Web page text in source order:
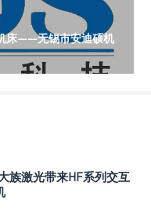
床——无锡市安迪硕机
族激光带来HF系列交互